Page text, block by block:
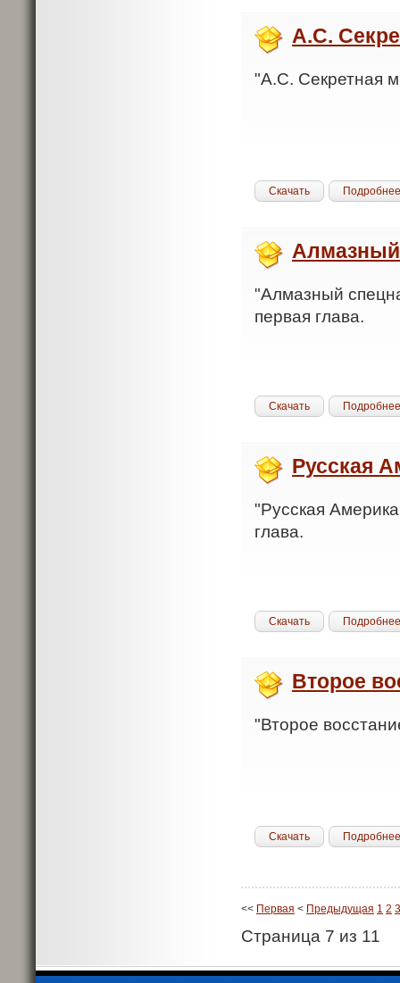
А.С.
"А.С. Секретная
Скачать Подробнее
Алмазный
"Алмазный
первая глава.
Скачать Подробнее
Русская
"Русская
глава.
Скачать Подробнее
Второе
"Второе
Скачать Подробнее
<< Первая < Предыдущая 1 2 3
Страница 7 из 11